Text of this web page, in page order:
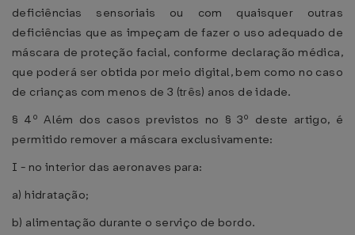
deficiências sensoriais ou com quaisquer outras
deficiências que as impeçam de fazer o uso adequado de
máscara de proteção facial, conforme declaração médica,
que poderá ser obtida por meio digital, bem como no caso
de crianças com menos de 3 (três) anos de idade.
§ 4º Além dos casos previstos no § 3º deste artigo, é
permitido remover a máscara exclusivamente:
I - no interior das aeronaves para:
a) hidratação;
b) alimentação durante o serviço de bordo.